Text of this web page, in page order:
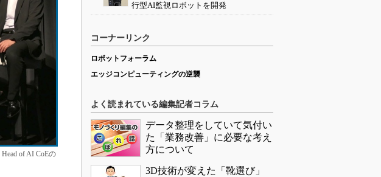
of AI CoEの
行型AI監視ロボットを開発
コーナーリンク
ロボットフォーラム
エッジコンピューティングの逆襲
よく読まれている編集記者コラム
データ整理をしていて気付い
た「業務改善」に必要な考え
方について
3D技術が変えた「靴選び」